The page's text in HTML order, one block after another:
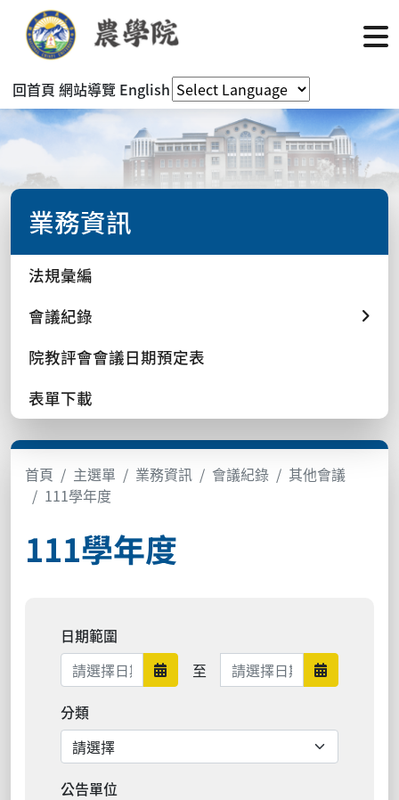
回首頁 網站導覽 English
業務資訊
法規彙編
會議紀錄
院教評會會議日期預定表
表單下載
首頁 主選單 業務資訊 會議紀錄
其他會議
111學年度
111學年度
日期範圍
日期範圍開始
至 日期範圍結束 日期範圍
分類
公告單位